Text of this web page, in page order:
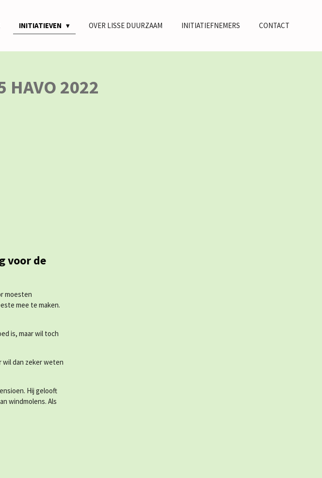
INITIATIEVEN OVER LISSE DUURZAAM INITIATIEFNEMERS CONTACT
HAVO 2022
voor de
moesten
mee te maken.
is, maar wil toch
wil dan zeker weten
Hij gelooft
windmolens. Als